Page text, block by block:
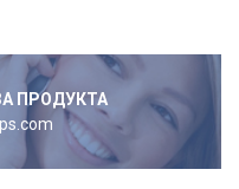
ПРОДУКТА